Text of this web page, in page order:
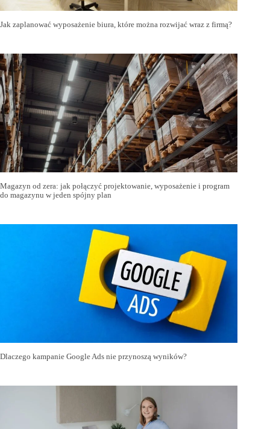
Jak zaplanować wyposażenie biura, które można rozwijać wraz z firmą?
Magazyn od zera: jak połączyć projektowanie, wyposażenie i program
do magazynu w jeden spójny plan
Dlaczego kampanie Google Ads nie przynoszą wyników?